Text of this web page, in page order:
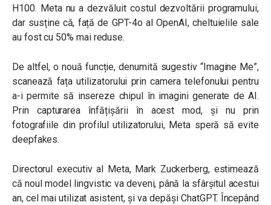
H100. Meta nu a dezvăluit costul dezvoltării programului,
dar susține că, față de GPT-4o al OpenAI, cheltuielile sale
au fost cu 50% mai reduse.
De altfel, o nouă funcție, denumită sugestiv “Imagine Me”,
scanează fața utilizatorului prin camera telefonului pentru
a-i permite să insereze chipul în imagini generate de AI.
Prin capturarea înfățișării în acest mod, și nu prin
fotografiile din profilul utilizatorului, Meta speră să evite
deepfakes.
Directorul executiv al Meta, Mark Zuckerberg, estimează
că noul model lingvistic va deveni, până la sfârșitul acestui
an, cel mai utilizat asistent, și va depăși ChatGPT. Începând